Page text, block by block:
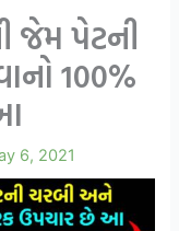
જેમ પેટની
100%
6, 2021